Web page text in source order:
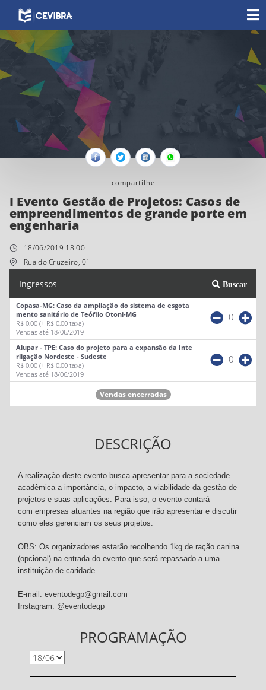
FacebookTwitterLinkedinWhatsapp
compartilhe
I Evento Gestão de Projetos: Casos de
empreendimentos de grande porte em
engenharia
18/06/2019 18:00
Rua do Cruzeiro, 01
Ingressos Buscar
Copasa-MG: Caso da ampliação do sistema de esgota
mento sanitário de Teófilo Otoni-MG
R$ 0,00 (+ R$ 0,00 taxa)
Vendas até 18/06/2019
0
Alupar - TPE: Caso do projeto para a expansão da Inte
rligação Nordeste - Sudeste
R$ 0,00 (+ R$ 0,00 taxa)
Vendas até 18/06/2019
0
Vendas encerradas
DESCRIÇÃO
A realização deste evento busca apresentar para a sociedade
acadêmica a importância, o impacto, a viabilidade da gestão de
projetos e suas aplicações. Para isso, o evento contará
com empresas atuantes na região que irão apresentar e discutir
como eles gerenciam os seus projetos.
OBS: Os organizadores estarão recolhendo 1kg de ração canina
(opcional) na entrada do evento que será repassado a uma
instituição de caridade.
E-mail: eventodegp@gmail.com
Instagram: @eventodegp
PROGRAMAÇÃO